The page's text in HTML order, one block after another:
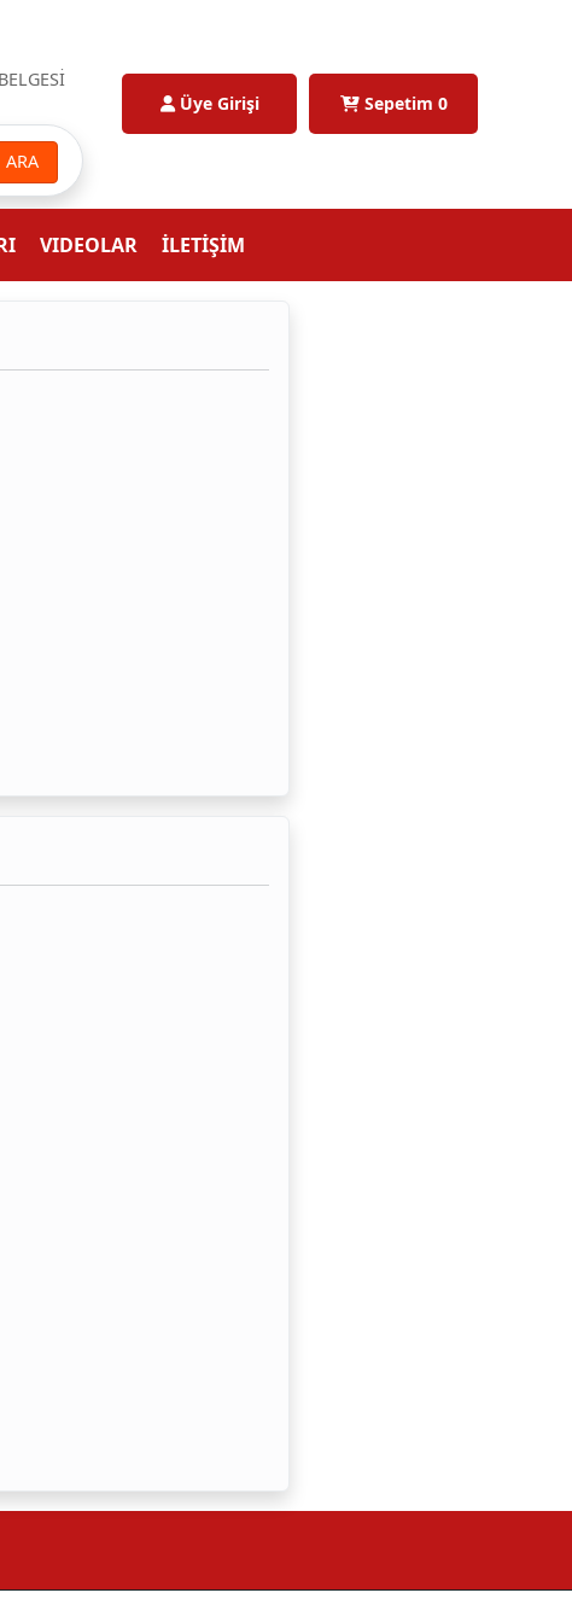
ARA
Üye Girişi Sepetim 0
VIDEOLAR İLETİŞİM